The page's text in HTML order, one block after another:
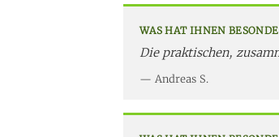
WAS HAT IHNEN
Die praktischen,
Andreas S.